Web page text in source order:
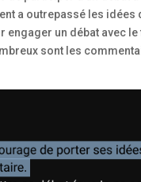
a outrepassé les
un débat avec
sont les